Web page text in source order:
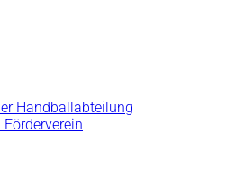
Handballabteilung